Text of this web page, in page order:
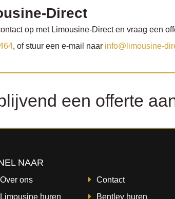
Direct
op met Limousine-Direct en vraag een
, of stuur een e-mail naar info@limousine-
een offerte
NAAR
Over ons
Contact
Limousine huren
Bentley huren